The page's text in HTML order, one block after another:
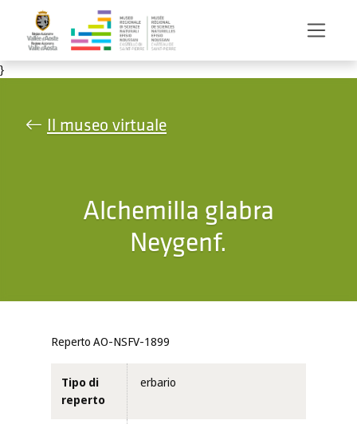
Salta al contenuto principale
}
Il museo virtuale
Alchemilla glabra
Neygenf.
Reperto AO-NSFV-1899
Tipo di
reperto
erbario